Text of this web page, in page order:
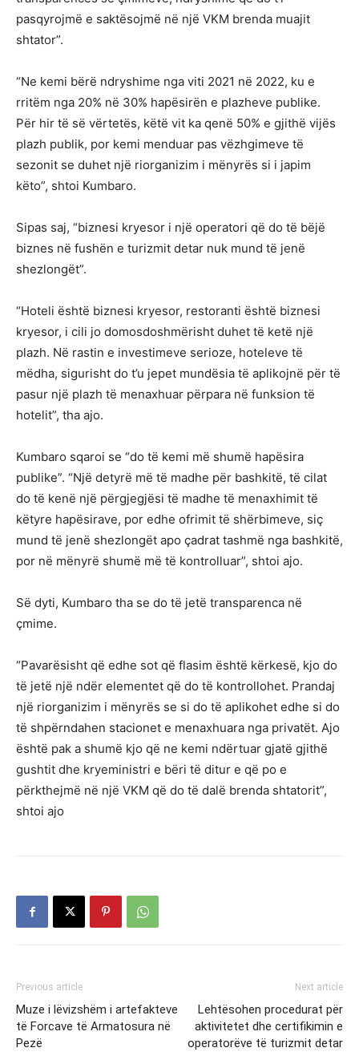
pasqyrojmë e saktësojmë në një VKM brenda muajit
shtator”.
“Ne kemi bërë ndryshime nga viti 2021 në 2022, ku e
rritëm nga 20% në 30% hapësirën e plazheve publike.
Për hir të së vërtetës, këtë vit ka qenë 50% e gjithë vijës
plazh publik, por kemi menduar pas vëzhgimeve të
sezonit se duhet një riorganizim i mënyrës si i japim
këto”, shtoi Kumbaro.
Sipas saj, “biznesi kryesor i një operatori që do të bëjë
biznes në fushën e turizmit detar nuk mund të jenë
shezlongët”.
“Hoteli është biznesi kryesor, restoranti është biznesi
kryesor, i cili jo domosdoshmërisht duhet të ketë një
plazh. Në rastin e investimeve serioze, hoteleve të
mëdha, sigurisht do t’u jepet mundësia të aplikojnë për të
pasur një plazh të menaxhuar përpara në funksion të
hotelit”, tha ajo.
Kumbaro sqaroi se “do të kemi më shumë hapësira
publike”. “Një detyrë më të madhe për bashkitë, të cilat
do të kenë një përgjegjësi të madhe të menaxhimit të
këtyre hapësirave, por edhe ofrimit të shërbimeve, siç
mund të jenë shezlongët apo çadrat tashmë nga bashkitë,
por në mënyrë shumë më të kontrolluar”, shtoi ajo.
Së dyti, Kumbaro tha se do të jetë transparenca në
çmime.
“Pavarësisht që edhe sot që flasim është kërkesë, kjo do
të jetë një ndër elementet që do të kontrollohet. Prandaj
një riorganizim i mënyrës se si do të aplikohet edhe si do
të shpërndahen stacionet e menaxhuara nga privatët. Ajo
është pak a shumë kjo që ne kemi ndërtuar gjatë gjithë
gushtit dhe kryeministri e bëri të ditur e që po e
përkthejmë në një VKM që do të dalë brenda shtatorit”,
shtoi ajo
Previous article
Muze i lëvizshëm i artefakteve
të Forcave të Armatosura në
Pezë
Next article
Lehtësohen procedurat për
aktivitetet dhe certifikimin e
operatorëve të turizmit detar